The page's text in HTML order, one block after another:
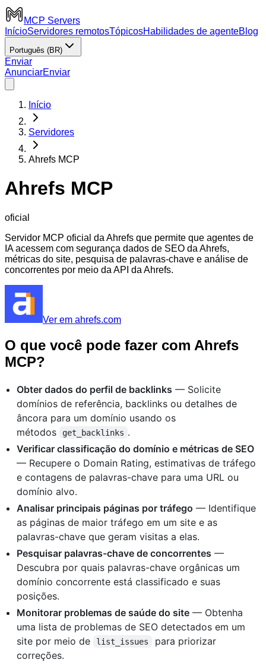
MCP Servers
InícioServidores remotosTópicosHabilidades de agenteBlog
Português (BR)
Enviar
AnunciarEnviar
Início
Servidores
Ahrefs MCP
Ahrefs MCP
oficial
Servidor MCP oficial da Ahrefs que permite que agentes de
IA acessem com segurança dados de SEO da Ahrefs,
métricas do site, pesquisa de palavras-chave e análise de
concorrentes por meio da API da Ahrefs.
Ver em ahrefs.com
O que você pode fazer com Ahrefs
MCP?
Obter dados do perfil de backlinks — Solicite
domínios de referência, backlinks ou detalhes de
âncora para um domínio usando os
métodos
get_backlinks .
Verificar classificação do domínio e métricas de SEO
— Recupere o Domain Rating, estimativas de tráfego
e contagens de palavras-chave para uma URL ou
domínio alvo.
Analisar principais páginas por tráfego — Identifique
as páginas de maior tráfego em um site e as
palavras-chave que geram visitas a elas.
Pesquisar palavras-chave de concorrentes —
Descubra por quais palavras-chave orgânicas um
domínio concorrente está classificado e suas
posições.
Monitorar problemas de saúde do site — Obtenha
uma lista de problemas de SEO detectados em um
site por meio de
list_issues
para priorizar
correções.